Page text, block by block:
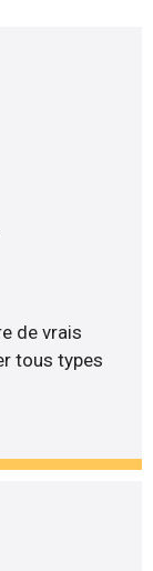
de vrais
tous types